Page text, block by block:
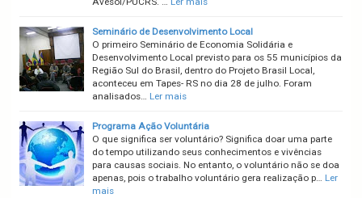
Seminário de Desenvolvimento Local
O primeiro Seminário de Economia Solidária e
Desenvolvimento Local previsto para os 55 municípios da
Região Sul do Brasil, dentro do Projeto Brasil Local,
aconteceu em Tapes- RS no dia 28 de julho. Foram
analisados… Ler mais
Programa Ação Voluntária
O que significa ser voluntário? Significa doar uma parte
do tempo utilizando seus conhecimentos e vivências
para causas sociais. No entanto, o voluntário não se doa
apenas, pois o trabalho voluntário gera realização p… Ler
mais